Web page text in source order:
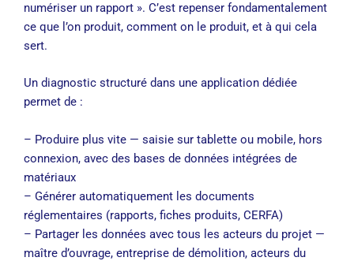
numériser un rapport ». C’est repenser fondamentalement
ce que l’on produit, comment on le produit, et à qui cela
sert.
Un diagnostic structuré dans une application dédiée
permet de :
– Produire plus vite — saisie sur tablette ou mobile, hors
connexion, avec des bases de données intégrées de
matériaux
– Générer automatiquement les documents
réglementaires (rapports, fiches produits, CERFA)
– Partager les données avec tous les acteurs du projet —
maître d’ouvrage, entreprise de démolition, acteurs du